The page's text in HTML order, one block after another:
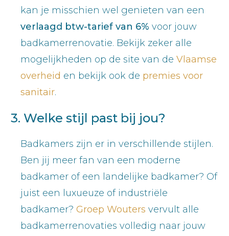
kan je misschien wel genieten van een
verlaagd btw-tarief van 6% voor jouw
badkamerrenovatie. Bekijk zeker alle
mogelijkheden op de site van de Vlaamse
overheid en bekijk ook de premies voor
sanitair.
3. Welke stijl past bij jou?
Badkamers zijn er in verschillende stijlen.
Ben jij meer fan van een moderne
badkamer of een landelijke badkamer? Of
juist een luxueuze of industriële
badkamer? Groep Wouters vervult alle
badkamerrenovaties volledig naar jouw